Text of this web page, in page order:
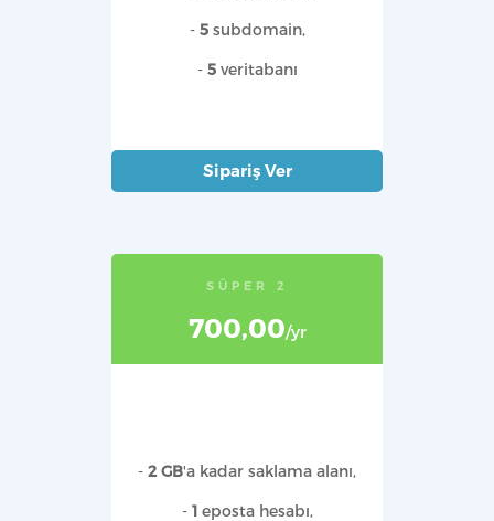
- 5subdomain,
- 5veritabanı
Sipariş Ver
SÜPER 2
700,00/yr
- 2 GB'a kadar saklama alanı,
- 1eposta hesabı,